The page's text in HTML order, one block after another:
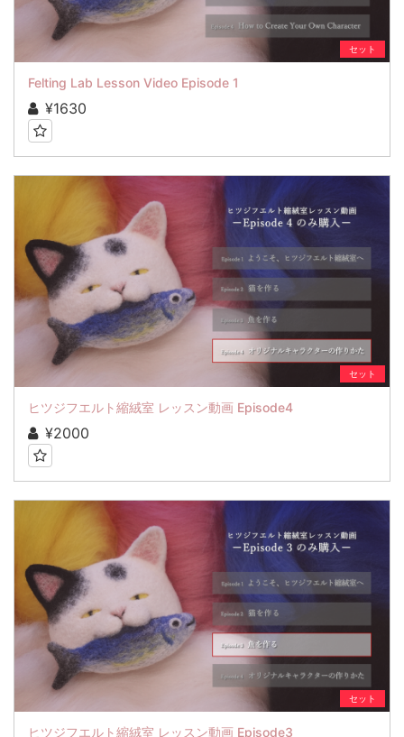
セット
Felting Lab Lesson Video Episode 1
¥1630
セット
ヒツジフエルト縮絨室 レッスン動画 Episode4
¥2000
セット
ヒツジフエルト縮絨室 レッスン動画 Episode3